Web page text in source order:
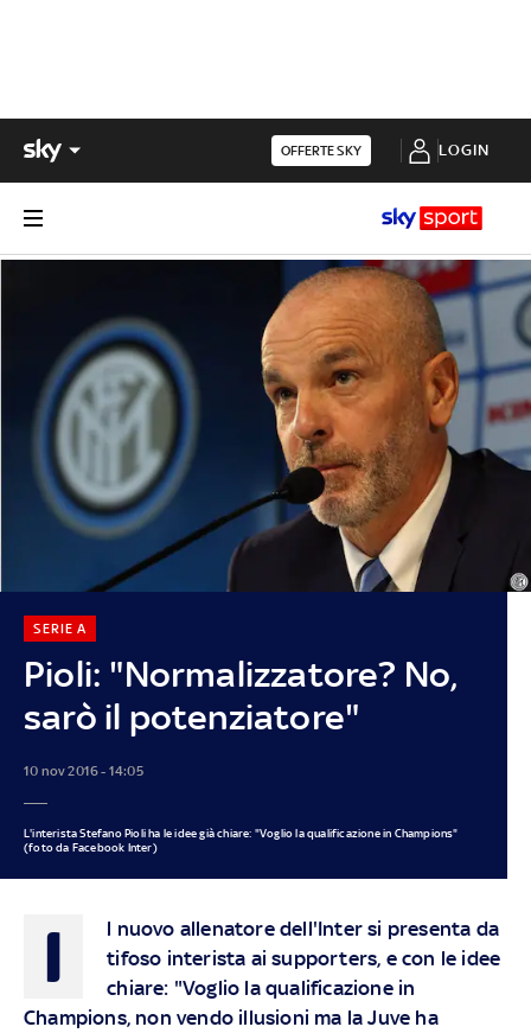
OFFERTE SKY LOGIN
Pioli: "Normalizzatore? No,
sarò il potenziatore"
SERIE A
10 nov 2016 - 14:05
L'interista Stefano Pioli ha le idee già chiare: "Voglio la qualificazione in Champions"
(foto da Facebook Inter)
I
l nuovo allenatore dell'Inter si presenta da
tifoso interista ai supporters, e con le idee
chiare: "Voglio la qualificazione in
Champions, non vendo illusioni ma la Juve ha